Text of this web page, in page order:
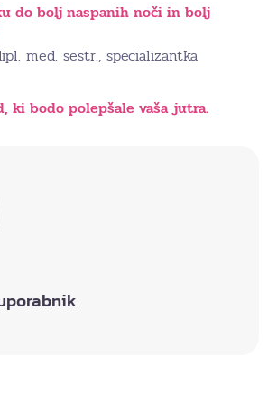
do bolj naspanih noči in bolj
med. sestr., specializantka
ki bodo polepšale vaša jutra.